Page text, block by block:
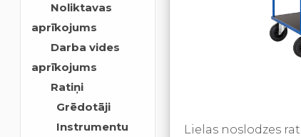
Noliktavas
aprīkojums
Darba vides
aprīkojums
Ratiņi
Grēdotāji
Instrumentu
Lielas noslodzes